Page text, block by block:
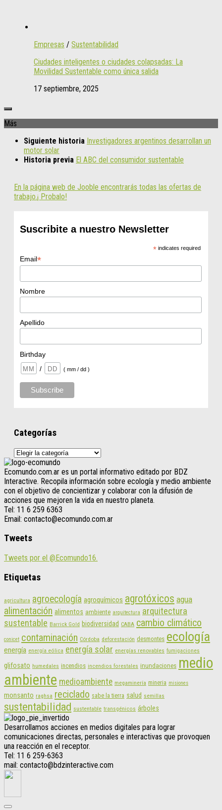
Empresas / Sustentabilidad
Ciudades inteligentes o ciudades colapsadas: La
Movilidad Sustentable como única salida
17 septiembre, 2025
Más
Siguiente historia Investigadores argentinos desarrollan un
motor solar
Historia previa El ABC del consumidor sustentable
En la página web de Jooble encontrarás todas las ofertas de
trabajo.¡ Probalo!
Suscribite a nuestro Newsletter
*indicates required
Email*
Nombre
Apellido
Birthday
/
( mm / dd )
Categorías
Categorías
Ecomundo.com.ar es un portal informativo editado por BDZ
Interactive. Recopila información sobre ecología y medio ambiente
con el objetivo de concientizar y colaborar con la difusión de
acciones que mejoren la vida en nuestro planeta.
Tel: 11 6 259 6363
Email: contacto@ecomundo.com.ar
Tweets
Tweets por el @Ecomundo16.
Etiquetas
agricultura agroecología agroquímicos agrotóxicos agua
alimentación alimentos ambiente arquitectura arquitectura
sustentable Barrick Gold biodiversidad CABA cambio climático
conicet contaminación Córdoba deforestación desmontes ecología
energía energía eólica energía solar energías renovables fumigaciones
glifosato humedales incendios incendios forestales inundaciones medio
ambiente medioambiente megaminería mineria misiones
monsanto raghsa reciclado sabe la tierra salud semillas
sustentabilidad sustentable transgénicos árboles
Desarrollamos acciones en medios digitales para lograr
comunicaciones directas, personales e interactivas que provoquen
una reacción en el receptor.
Tel: 11 6 259-6363
mail: contacto@bdzinteractive.com